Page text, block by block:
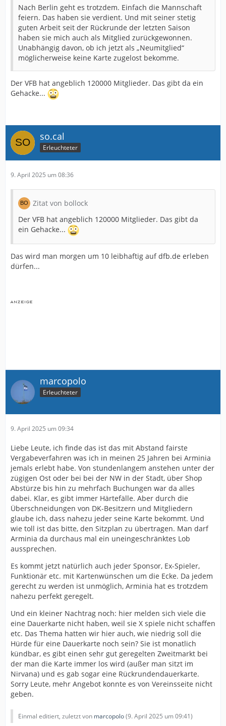
Nach Berlin geht es trotzdem. Einfach die Mannschaft
feiern. Das haben sie verdient. Und mit seiner stetig
guten Arbeit seit der Rückrunde der letzten Saison
haben sie mich auch als Mitglied zurückgewonnen.
Unabhängig davon, ob ich jetzt als „Neumitglied“
möglicherweise keine Karte zugelost bekomme.
Der VFB hat angeblich 120000 Mitglieder. Das gibt da ein
Gehacke...
so.cal
Erleuchteter
9. April 2025 um 08:36
Zitat von bollock
Der VFB hat angeblich 120000 Mitglieder. Das gibt da
ein Gehacke...
Das wird man morgen um 10 leibhaftig auf dfb.de erleben
dürfen...
marcopolo
Erleuchteter
9. April 2025 um 09:34
Liebe Leute, ich finde das ist das mit Abstand fairste
Vergabeverfahren was ich in meinen 25 Jahren bei Arminia
jemals erlebt habe. Von stundenlangem anstehen unter der
zügigen Ost oder bei bei der NW in der Stadt, über Shop
Abstürze bis hin zu mehrfach Buchungen war da alles
dabei. Klar, es gibt immer Härtefälle. Aber durch die
Überschneidungen von DK-Besitzern und Mitgliedern
glaube ich, dass nahezu jeder seine Karte bekommt. Und
wie toll ist das bitte, den Sitzplan zu übertragen. Man darf
Arminia da durchaus mal ein uneingeschränktes Lob
aussprechen.
Es kommt jetzt natürlich auch jeder Sponsor, Ex-Spieler,
Funktionär etc. mit Kartenwünschen um die Ecke. Da jedem
gerecht zu werden ist unmöglich, Arminia hat es trotzdem
nahezu perfekt geregelt.
Und ein kleiner Nachtrag noch: hier melden sich viele die
eine Dauerkarte nicht haben, weil sie X spiele nicht schaffen
etc. Das Thema hatten wir hier auch, wie niedrig soll die
Hürde für eine Dauerkarte noch sein? Sie ist monatlich
kündbar, es gibt einen sehr gut geregelten Zweitmarkt bei
der man die Karte immer los wird (außer man sitzt im
Nirvana) und es gab sogar eine Rückrundendauerkarte.
Sorry Leute, mehr Angebot konnte es von Vereinsseite nicht
geben.
Einmal editiert, zuletzt von marcopolo(9. April 2025 um 09:41)